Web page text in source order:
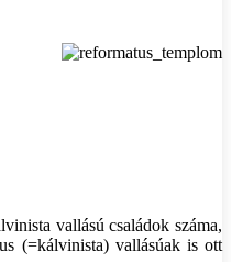
vallású családok száma,
(=kálvinista) vallásúak is ott